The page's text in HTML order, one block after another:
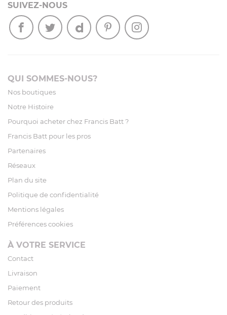
SUIVEZ-NOUS
QUI SOMMES-NOUS?
Nos boutiques
Notre Histoire
Pourquoi acheter chez Francis Batt ?
Francis Batt pour les pros
Partenaires
Réseaux
Plan du site
Politique de confidentialité
Mentions légales
Préférences cookies
À VOTRE SERVICE
Contact
Livraison
Paiement
Retour des produits